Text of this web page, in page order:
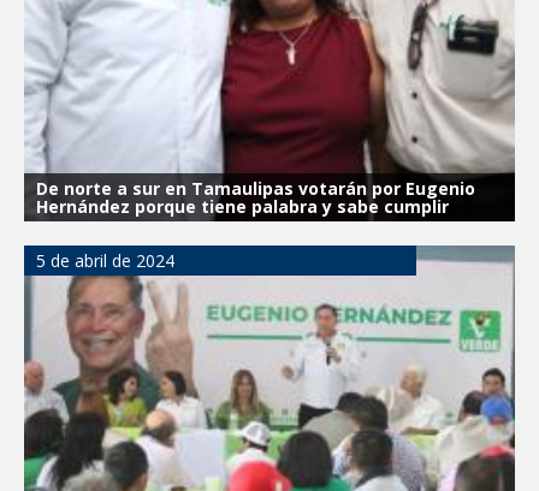
De norte a sur en Tamaulipas votarán por Eugenio
Hernández porque tiene palabra y sabe cumplir
5 de abril de 2024